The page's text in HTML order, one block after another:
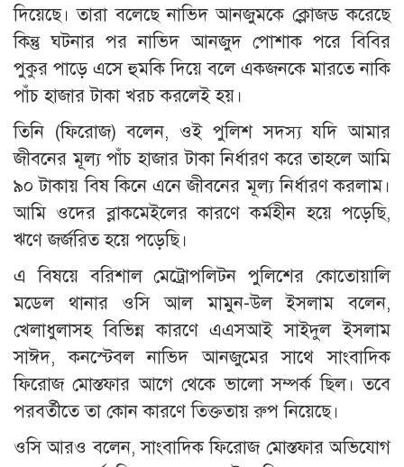
দিয়েছে। তারা বলেছে নাভিদ আনজুমকে ক্লোজড করেছে
কিন্তু ঘটনার পর নাভিদ আনজুদ পোশাক পরে বিবির
পুকুর পাড়ে এসে হুমকি দিয়ে বলে একজনকে মারতে নাকি
পাঁচ হাজার টাকা খরচ করলেই হয়।
তিনি (ফিরোজ) বলেন, ওই পুলিশ সদস্য যদি আমার
জীবনের মূল্য পাঁচ হাজার টাকা নির্ধারণ করে তাহলে আমি
৯০ টাকায় বিষ কিনে এনে জীবনের মূল্য নির্ধারণ করলাম।
আমি ওদের ব্লাকমেইলের কারণে কর্মহীন হয়ে পড়েছি,
ঋণে জর্জরিত হয়ে পড়েছি।
এ বিষয়ে বরিশাল মেট্রোপলিটন পুলিশের কোতোয়ালি
মডেল থানার ওসি আল মামুন-উল ইসলাম বলেন,
খেলাধুলাসহ বিভিন্ন কারণে এএসআই সাইদুল ইসলাম
সাঈদ, কনস্টেবল নাভিদ আনজুমের সাথে সাংবাদিক
ফিরোজ মোস্তফার আগে থেকে ভালো সম্পর্ক ছিল। তবে
পরবর্তীতে তা কোন কারণে তিক্ততায় রুপ নিয়েছে।
ওসি আরও বলেন, সাংবাদিক ফিরোজ মোস্তফার অভিযোগ